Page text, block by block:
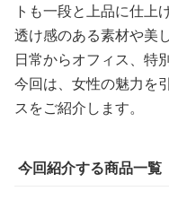
トも一段と上品に仕上
透け感のある素材や美
日常からオフィス、特
今回は、女性の魅力を
スをご紹介します。
今回紹介する商品一覧